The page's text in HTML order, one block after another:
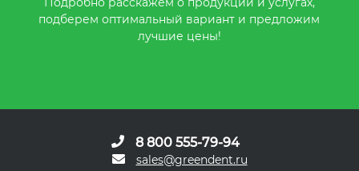
подберем оптимальный вариант и предложим
лучшие цены!
8 800 555-79-94
sales@greendent.ru